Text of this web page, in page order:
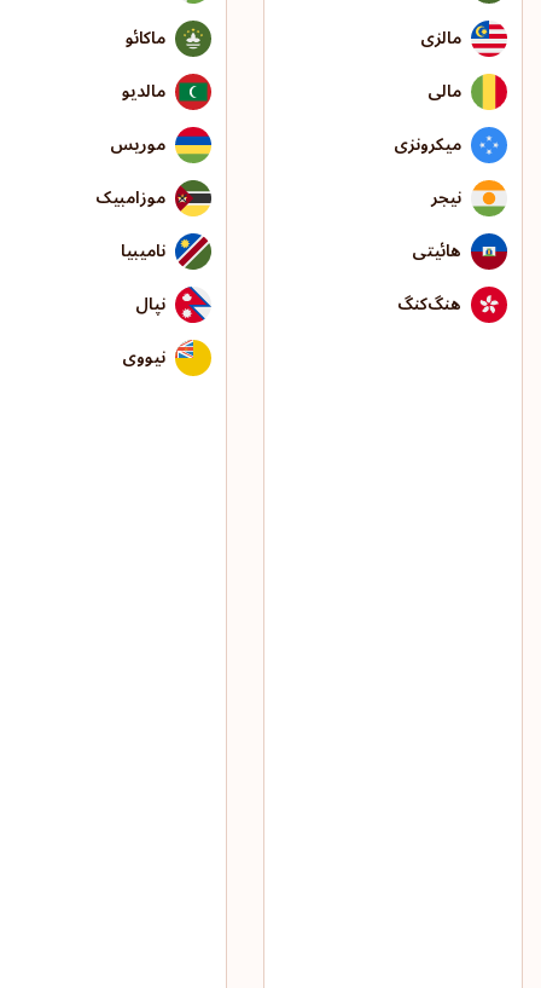
مالزی
مالی
میکرونزی
نیجر
هائیتی
هنگ‌کنگ
ماکائو
مالدیو
موریس
موزامبیک
نامیبیا
نپال
نیووی